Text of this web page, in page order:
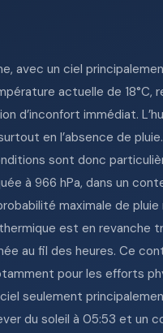
avec un ciel
actuelle de 18°C,
d’inconfort immédiat.
en l’absence de
sont donc
à 966 hPa, dans un
maximale de
est en revanche
au fil des heures. Ce
pour les efforts
seulement
du soleil à 05:53 et un